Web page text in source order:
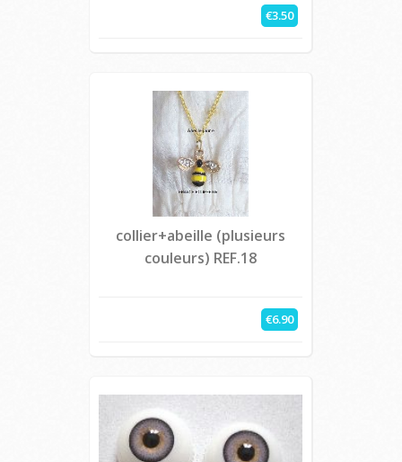
€3.50
collier+abeille (plusieurs
couleurs) REF.18
€6.90